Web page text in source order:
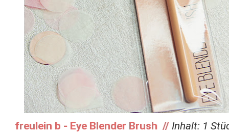
freulein b - Eye Blender Brush //Inhalt: 1